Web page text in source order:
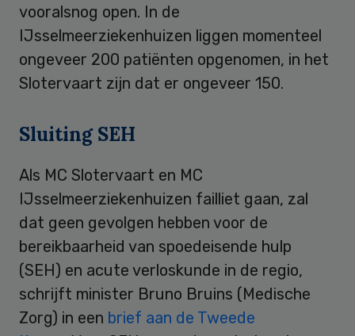
vooralsnog open. In de
IJsselmeerziekenhuizen liggen momenteel
ongeveer 200 patiënten opgenomen, in het
Slotervaart zijn dat er ongeveer 150.
Sluiting SEH
Als MC Slotervaart en MC
IJsselmeerziekenhuizen failliet gaan, zal
dat geen gevolgen hebben voor de
bereikbaarheid van spoedeisende hulp
(SEH) en acute verloskunde in de regio,
schrijft minister Bruno Bruins (Medische
Zorg) in een brief aan de Tweede